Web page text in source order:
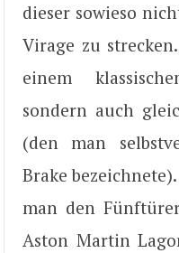
dieser sowieso
Virage zu
einem
sondern auch
(den man
Brake
man den
Aston Martin